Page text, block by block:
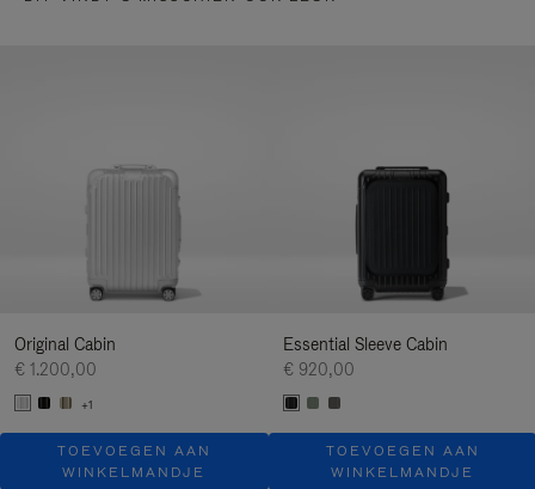
Original Cabin
€ 1.200,00
+1
TOEVOEGEN AAN
WINKELMANDJE
Essential Sleeve Cabin
€ 920,00
TOEVOEGEN AAN
WINKELMANDJE